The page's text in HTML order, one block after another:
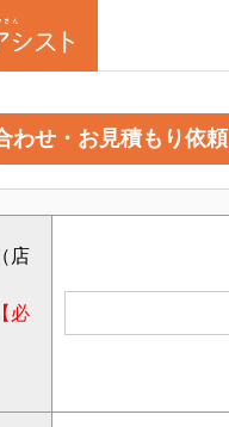
わせ・お見積もり依頼
店
【必